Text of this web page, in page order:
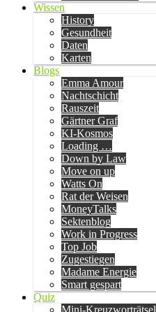
Wissen
History
Gesundheit
Daten
Karten
Blogs
Emma Amour
Nachtschicht
Rauszeit
Gärtner Graf
KI-Kosmos
Loading …
Down by Law
Move on up
Watts On
Rat der Weisen
MoneyTalks
Sektenblog
Work in Progress
Top Job
Zugestiegen
Madame Energie
Smart gespart
Quiz
Mini-Kreuzworträtsel